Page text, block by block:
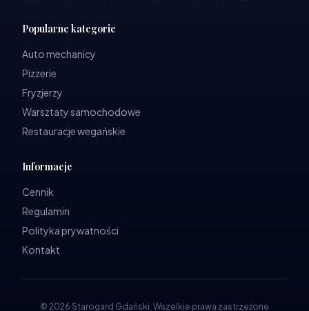
Popularne kategorie
Auto mechanicy
Pizzerie
Fryzjerzy
Warsztaty samochodowe
Restauracje wegańskie
Informacje
Cennik
Regulamin
Polityka prywatności
Kontakt
© 2026 Starogard Gdański. Wszelkie prawa zastrzeżone